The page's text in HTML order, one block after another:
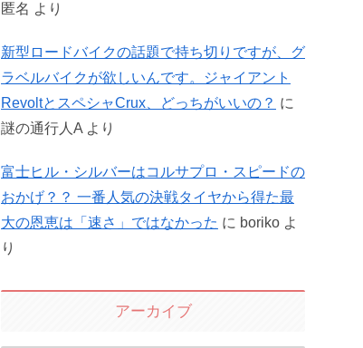
匿名 より
新型ロードバイクの話題で持ち切りですが、グ
ラベルバイクが欲しいんです。ジャイアント
RevoltとスペシャCrux、どっちがいいの？ に
謎の通行人A より
富士ヒル・シルバーはコルサプロ・スピードの
おかげ？？ 一番人気の決戦タイヤから得た最
大の恩恵は「速さ」ではなかった に boriko よ
り
アーカイブ